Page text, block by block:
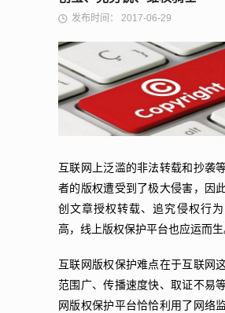
发布时间： 2017-06-29
互联网上泛滥的非法转载和抄袭
者的版权遭受到了极大侵害，因
创文章授权转载、追究侵权行
高，线上版权保护平台也应运而生
互联网版权保护难点在于互联网
范围广、传播速度快、取证不易
网版权保护平台恰恰利用了网络